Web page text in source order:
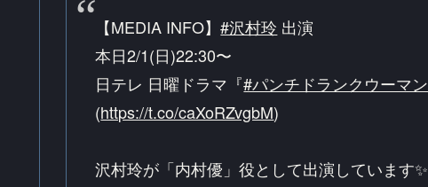
【MEDIA INFO】#沢村玲 出演
本日2/1(日)22:30〜
日テレ 日曜ドラマ『#パンチドランクウーマン
(https://t.co/caXoRZvgbM)
沢村玲が「内村優」役として出演しています✨